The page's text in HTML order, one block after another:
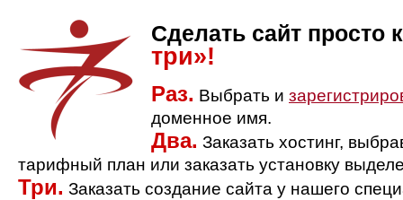
Сделать сайт просто
три»!
Раз. Выбрать и
доменное имя.
Два. Заказать хостинг,
тарифный план или заказать установку
Три. Заказать создание сайта у нашего